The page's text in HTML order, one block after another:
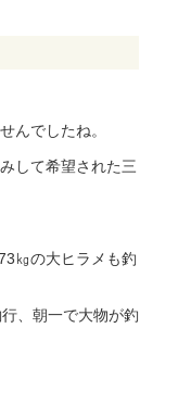
んでしたね。
して希望された三
㎏の大ヒラメも釣
、朝一で大物が釣